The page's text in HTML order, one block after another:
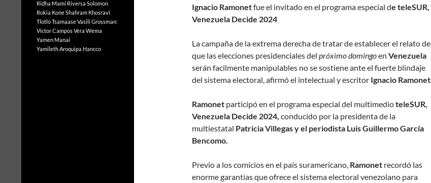
Ignacio Ramonetfue el invitado en el programa especial de teleSUR,
Venezuela Decide 2024
La campaña de la extrema derecha de tratar de establecer el relato de
que las elecciones presidenciales del próximo domingoen Venezuela
serán facilmente manipulables no se sostiene ante el fuerte blindaje
del sistema electoral, afirmó el intelectual y escritor Ignacio Ramonet.
Ramonet participó en el programa especial del multimedioteleSUR,
Venezuela Decide 2024, conducido por la presidenta de la
multiestatal Patricia Villegas y el periodista Luis Guillermo García
Bencomo.
Previo a los comicios en el país suramericano, Ramonet recordó las
enorme garantías que ofrece el sistema electoral venezolano para
Ridha Mami Riversa Solomon
Rokia KoneShahram Khosravi
Tlotlo TsamaaseVasili Grossman:
Víctor Campos Vera Wema
Yamen Manai
Yamileth Aroquipa Hancco